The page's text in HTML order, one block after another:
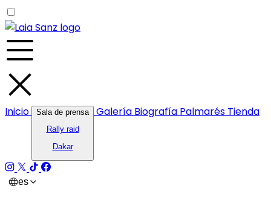
Inicio
Sala de prensa
Rally raid
Dakar
Galería Biografía Palmarés Tienda
es